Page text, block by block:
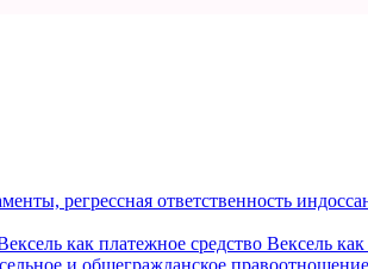
регрессная ответственность
как платежное средство Вексель
и общегражданское правоотношение